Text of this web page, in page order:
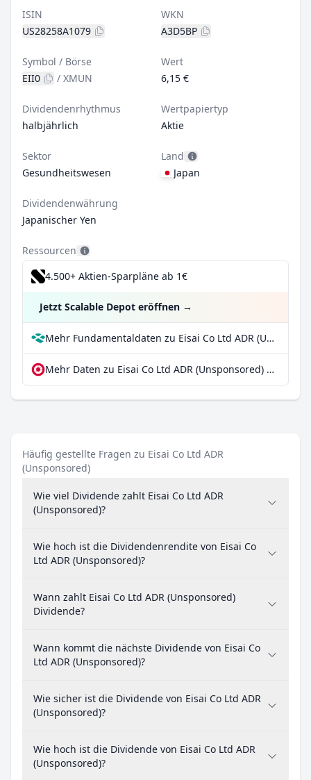
ISIN
US28258A1079
WKN
A3D5BP
Symbol / Börse
EII0
/ XMUN
Wert
6,15 €
Dividendenrhythmus
halbjährlich
Wertpapiertyp
Aktie
Sektor
Gesundheitswesen
Land
Japan
Dividendenwährung
Japanischer Yen
Ressourcen
4.500+ Aktien-Sparpläne ab 1€
Jetzt Scalable Depot eröffnen →
Mehr Fundamentaldaten zu Eisai Co Ltd ADR (Unsponsored) bei Parqet
Mehr Daten zu Eisai Co Ltd ADR (Unsponsored) bei extraETF
Häufig gestellte Fragen zu Eisai Co Ltd ADR
(Unsponsored)
Wie viel Dividende zahlt Eisai Co Ltd ADR
(Unsponsored)?
Wie hoch ist die Dividendenrendite von Eisai Co
Ltd ADR (Unsponsored)?
Wann zahlt Eisai Co Ltd ADR (Unsponsored)
Dividende?
Wann kommt die nächste Dividende von Eisai Co
Ltd ADR (Unsponsored)?
Wie sicher ist die Dividende von Eisai Co Ltd ADR
(Unsponsored)?
Wie hoch ist die Dividende von Eisai Co Ltd ADR
(Unsponsored)?